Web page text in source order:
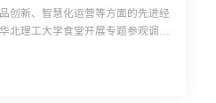
创新、智慧化运营等方面的先进经
北理工大学食堂开展专题参观调研